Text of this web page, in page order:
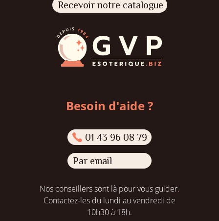
Recevoir notre catalogue
Besoin d'aide ?
01 43 96 08 79
Par email
Nos conseillers sont là pour vous guider.
Contactez-les du lundi au vendredi de
10h30 à 18h.